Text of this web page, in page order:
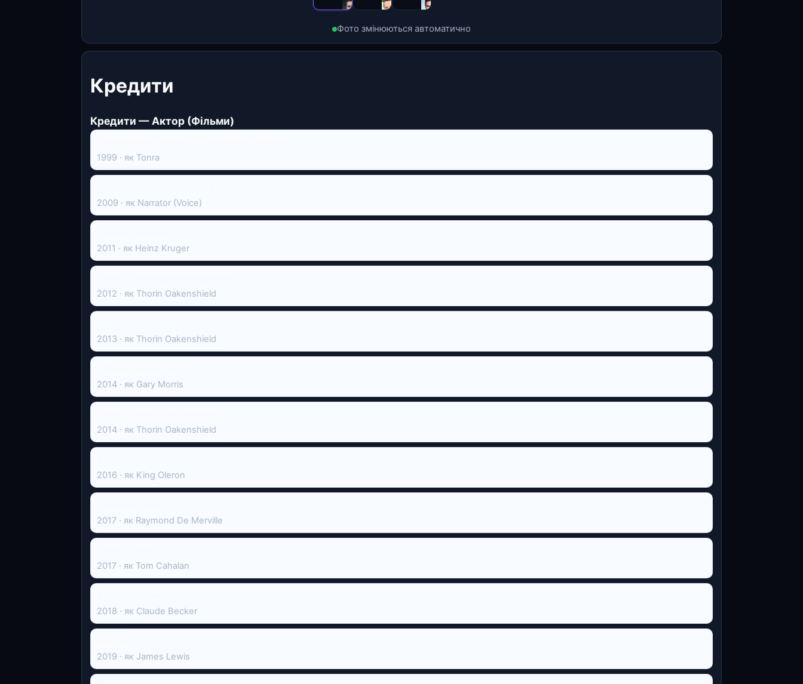
Фото змінюються автоматично
Кредити
Кредити — Актор (Фільми)
1999 · як Tonra
2009 · як Narrator (Voice)
2011 · як Heinz Kruger
2012 · як Thorin Oakenshield
2013 · як Thorin Oakenshield
2014 · як Gary Morris
2014 · як Thorin Oakenshield
2016 · як King Oleron
2017 · як Raymond De Merville
2017 · як Tom Cahalan
2018 · як Claude Becker
2019 · як James Lewis